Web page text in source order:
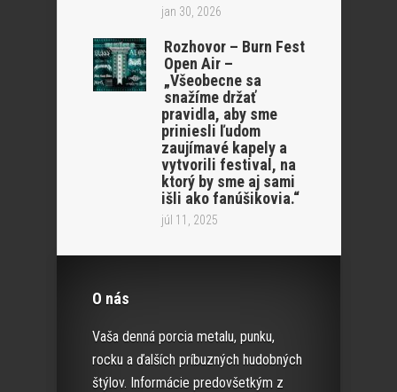
jan 30, 2026
Rozhovor – Burn Fest
Open Air –
„Všeobecne sa
snažíme držať
pravidla, aby sme
priniesli ľudom
zaujímavé kapely a
vytvorili festival, na
ktorý by sme aj sami
išli ako fanúšikovia.“
júl 11, 2025
O nás
Vaša denná porcia metalu, punku,
rocku a ďalších príbuzných hudobných
štýlov. Informácie predovšetkým z